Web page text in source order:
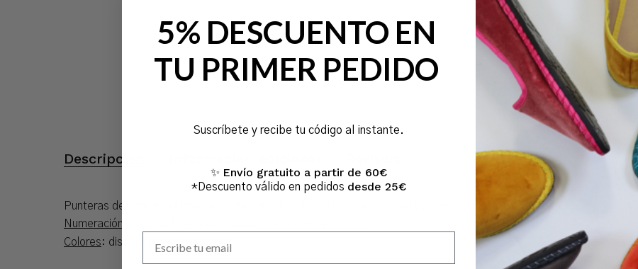
Envíos por paquetería exprés
(24-48 horas a Península).
Descripción
Punteras de gimnasia rítmica en antelina con suela de piel vuelta cosida y elásticos al talón y al empeine.
Numeración
Colores: disponible en color carne.
5% DESCUENTO EN
TU PRIMER PEDIDO
Suscríbete y recibe tu código al instante.
✨ Envío gratuito a partir de 60€
*Descuento válido en pedidos desde 25€